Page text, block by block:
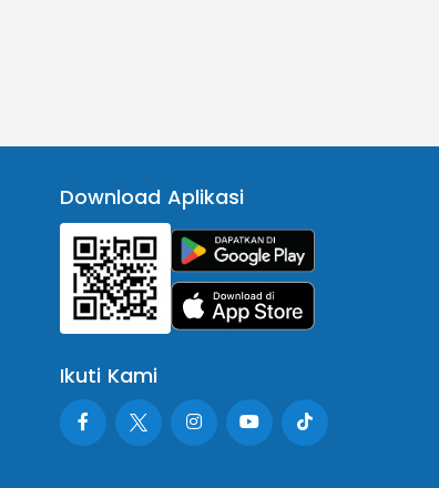
Download Aplikasi
Ikuti Kami